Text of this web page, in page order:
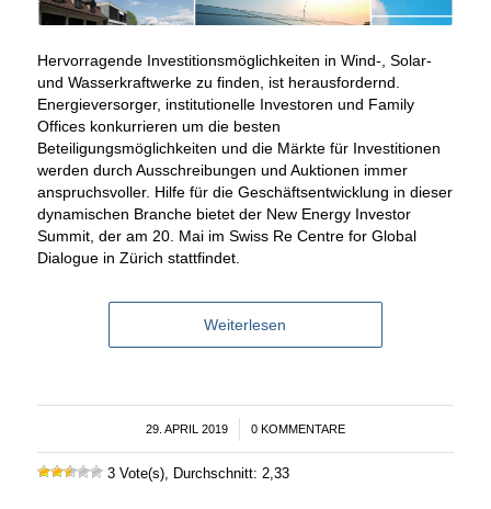
Hervorragende Investitionsmöglichkeiten in Wind-, Solar-
und Wasserkraftwerke zu finden, ist herausfordernd.
Energieversorger, institutionelle Investoren und Family
Offices konkurrieren um die besten
Beteiligungsmöglichkeiten und die Märkte für Investitionen
werden durch Ausschreibungen und Auktionen immer
anspruchsvoller. Hilfe für die Geschäftsentwicklung in dieser
dynamischen Branche bietet der New Energy Investor
Summit, der am 20. Mai im Swiss Re Centre for Global
Dialogue in Zürich stattfindet.
Weiterlesen
29. APRIL 2019
/ 0 KOMMENTARE
3 Vote(s), Durchschnitt: 2,33